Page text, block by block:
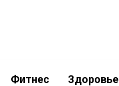
Фитнес Здоровье